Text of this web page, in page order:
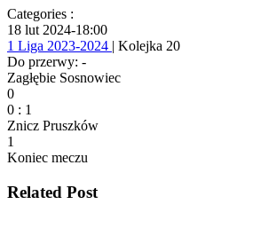
Categories :
18 lut 2024-18:00
1 Liga 2023-2024 | Kolejka 20
Do przerwy: -
Zagłębie Sosnowiec
0
0 : 1
Znicz Pruszków
1
Koniec meczu
Related Post